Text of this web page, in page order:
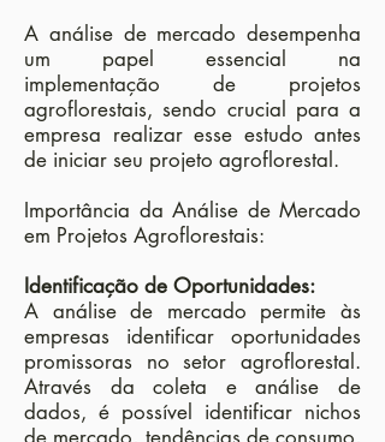
A análise de mercado desempenha
um papel essencial na
implementação de projetos
agroflorestais, sendo crucial para a
empresa realizar esse estudo antes
de iniciar seu projeto agroflorestal.
Importância da Análise de Mercado
em Projetos Agroflorestais:
Identificação de Oportunidades:
A análise de mercado permite às
empresas identificar oportunidades
promissoras no setor agroflorestal.
Através da coleta e análise de
dados, é possível identificar nichos